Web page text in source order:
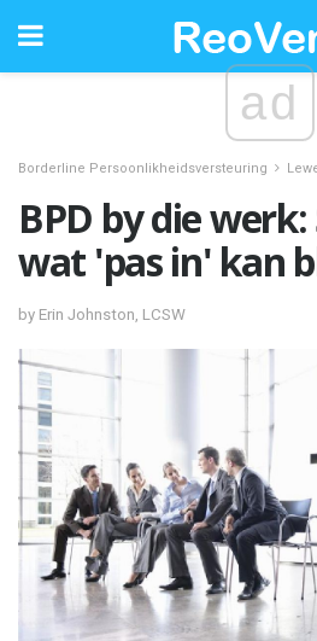
ad
Borderline Persoonlikheidsversteuring
BPD by die
wat 'pas in' kan
by Erin Johnston, LCSW